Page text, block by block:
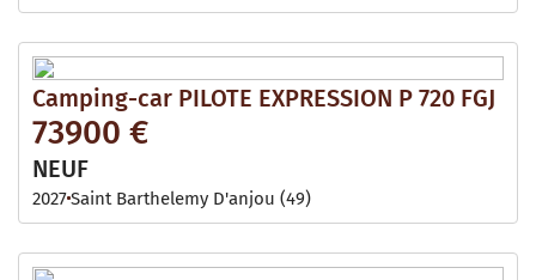
Camping-car PILOTE EXPRESSION P 720 FGJ
73900 €
NEUF
2027Saint Barthelemy D'anjou (49)